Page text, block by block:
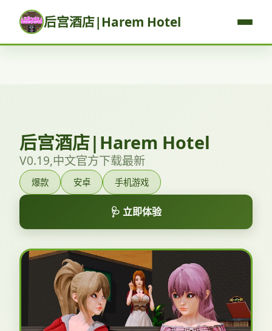
后宫酒店|Harem Hotel
后宫酒店|Harem Hotel
V0.19,中文官方下载最新
爆款 安卓 手机游戏
🩺 立即体验